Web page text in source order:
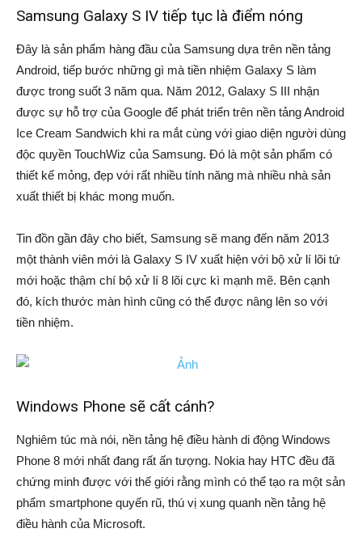
Samsung Galaxy S IV tiếp tục là điểm nóng
Đây là sản phẩm hàng đầu của Samsung dựa trên nền tảng
Android, tiếp bước những gì mà tiền nhiệm Galaxy S làm
được trong suốt 3 năm qua. Năm 2012, Galaxy S III nhận
được sự hỗ trợ của Google để phát triển trên nền tảng Android
Ice Cream Sandwich khi ra mắt cùng với giao diện người dùng
độc quyền TouchWiz của Samsung. Đó là một sản phẩm có
thiết kế mỏng, đẹp với rất nhiều tính năng mà nhiều nhà sản
xuất thiết bị khác mong muốn.
Tin đồn gần đây cho biết, Samsung sẽ mang đến năm 2013
một thành viên mới là Galaxy S IV xuất hiện với bộ xử lí lõi tứ
mới hoặc thậm chí bộ xử lí 8 lõi cực kì mạnh mẽ. Bên cạnh
đó, kích thước màn hình cũng có thể được nâng lên so với
tiền nhiệm.
Windows Phone sẽ cất cánh?
Nghiêm túc mà nói, nền tảng hệ điều hành di động Windows
Phone 8 mới nhất đang rất ấn tượng. Nokia hay HTC đều đã
chứng minh được với thế giới rằng mình có thể tạo ra một sản
phẩm smartphone quyến rũ, thú vị xung quanh nền tảng hệ
điều hành của Microsoft.